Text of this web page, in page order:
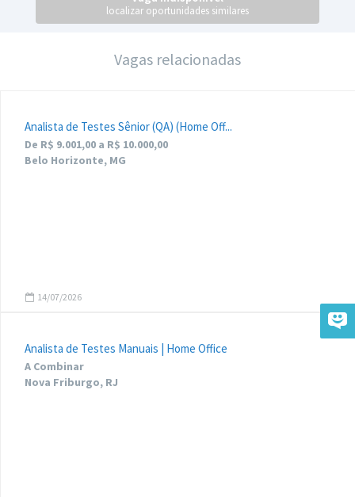
localizar oportunidades similares
Vagas relacionadas
Analista de Testes Sênior (QA) (Home Off...
De R$ 9.001,00 a R$ 10.000,00
Belo Horizonte, MG
14/07/2026
Analista de Testes Manuais | Home Office
A Combinar
Nova Friburgo, RJ